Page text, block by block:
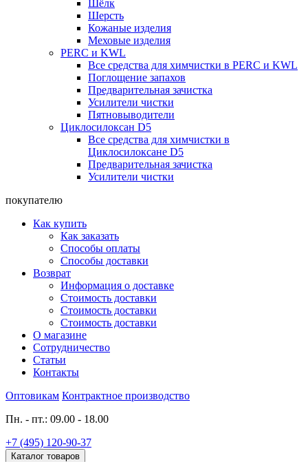
Шёлк
Шерсть
Кожаные изделия
Меховые изделия
PERC и KWL
Все средства для химчистки в PERC и KWL
Поглощение запахов
Предварительная зачистка
Усилители чистки
Пятновыводители
Циклосилоксан D5
Все средства для химчистки в
Циклосилоксане D5
Предварительная зачистка
Усилители чистки
покупателю
Как купить
Как заказать
Способы оплаты
Способы доставки
Возврат
Информация о доставке
Стоимость доставки
Стоимость доставки
Стоимость доставки
О магазине
Сотрудничество
Статьи
Контакты
Оптовикам Контрактное производство
Пн. - пт.: 09.00 - 18.00
+7 (495) 120-90-37
Каталог товаров